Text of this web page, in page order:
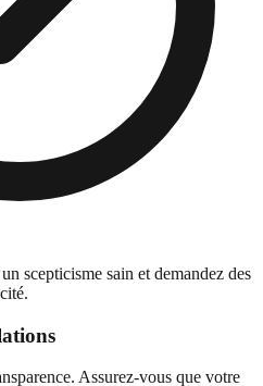
scepticisme sain et demandez des
Assurez-vous que votre